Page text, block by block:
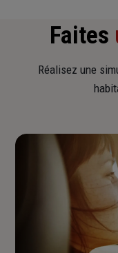
Faites
Réalisez une